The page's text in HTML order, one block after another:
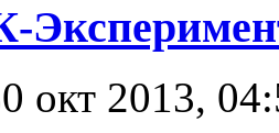
окт 2013,